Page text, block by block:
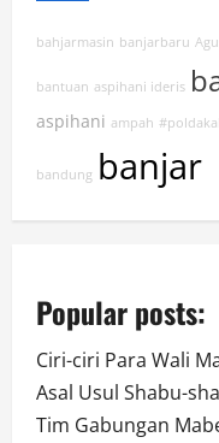
bahjarmasin banjarbaru
bantuan aspihani ideris
aspihani ampah
bandung banjar
Popular posts:
Ciri-ciri Para Wali
Asal Usul Shabu-
Tim Gabungan